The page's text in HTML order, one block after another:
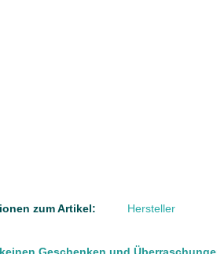
zum Artikel: Hersteller